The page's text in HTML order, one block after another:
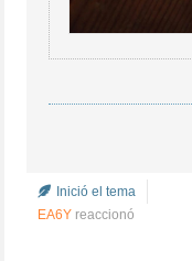
Inició el tema
EA6Y reaccionó